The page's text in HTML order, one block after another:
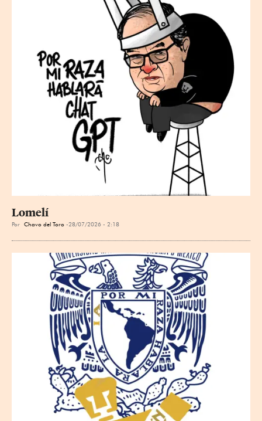
Lomelí
Por Chavo del Toro 28/07/2026 - 2:18